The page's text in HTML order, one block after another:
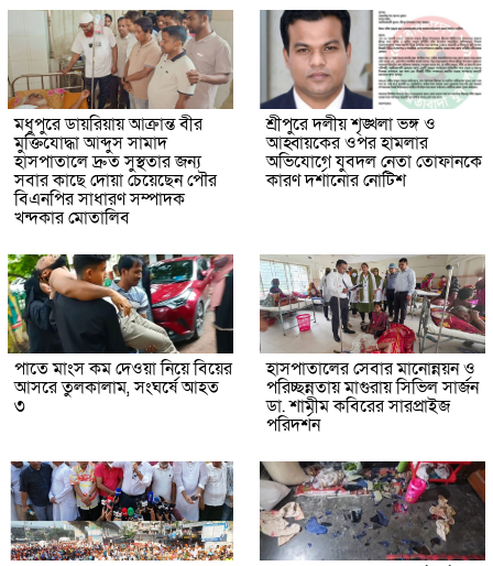
মধুপুরে ডায়রিয়ায় আক্রান্ত বীর
মুক্তিযোদ্ধা আব্দুস সামাদ
হাসপাতালে দ্রুত সুস্থতার জন্য
সবার কাছে দোয়া চেয়েছেন পৌর
বিএনপির সাধারণ সম্পাদক
খন্দকার মোতালিব
শ্রীপুরে দলীয় শৃঙ্খলা ভঙ্গ ও
আহ্বায়কের ওপর হামলার
অভিযোগে যুবদল নেতা তোফানকে
কারণ দর্শানোর নোটিশ
পাতে মাংস কম দেওয়া নিয়ে বিয়ের
আসরে তুলকালাম, সংঘর্ষে আহত
৩
হাসপাতালের সেবার মানোন্নয়ন ও
পরিচ্ছন্নতায় মাগুরায় সিভিল সার্জন
ডা. শামীম কবিরের সারপ্রাইজ
পরিদর্শন